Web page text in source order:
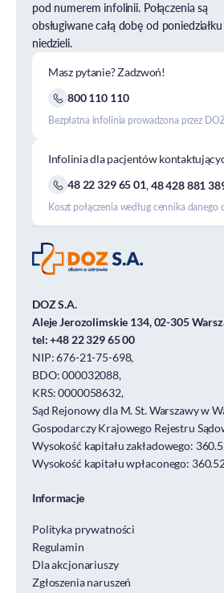
pod numerem infolinii. Połączenia są
obsługiwane całą dobę od
niedzieli.
Masz pytanie? Zadzwoń!
800 110 110
Bezpłatna infolinia prowadzona przez
Infolinia dla pacjentów
48 22 329 65 01,48 428 881
Koszt połączenia według cennika danego
DOZ S.A.
Aleje Jerozolimskie 134, 02-305
tel:+48 22 329 65 00
NIP: 676-21-75-698,
BDO: 000032088,
KRS: 0000058632,
Sąd Rejonowy dla M. St. Warszawy w
Gospodarczy Krajowego Rejestru
Wysokość kapitału zakładowego:
Wysokość kapitału wpłaconego:
Informacje
Polityka prywatności
Regulamin
Dla akcjonariuszy
Zgłoszenia naruszeń